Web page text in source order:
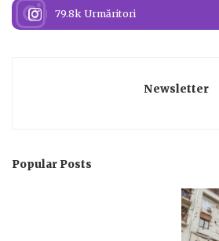
79.8k Urmăritori
Newsletter
Popular Posts